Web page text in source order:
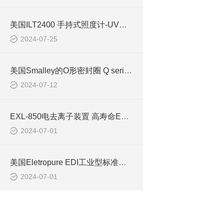
美国ILT2400 手持式照度计-UV辐射度计(有NIST报告)的介绍
2024-07-25
美国Smalley的O形密封圈 Q series应用和特性介绍
2024-07-12
EXL-850电去离子装置 高寿命EDI离子膜（snowpure-edi）的介绍
2024-07-01
美国Eletropure EDI工业型标准型系列EXL电去离子装置的介绍
2024-07-01